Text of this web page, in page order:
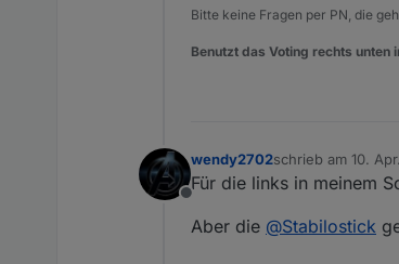
Bitte keine Fragen per PN, die
Benutzt das Voting rechts unten
Offline
wendy2702schrieb am 10.
zuletzt editiert von
Für die links in meinem
Aber die @Stabilostick